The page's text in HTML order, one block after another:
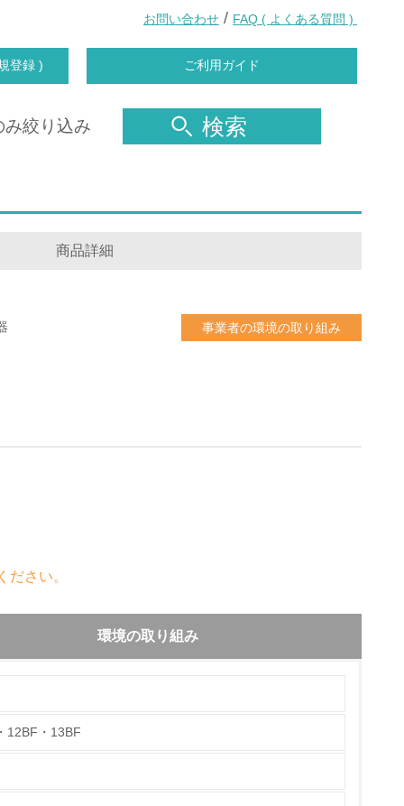
お問い合わせ / FAQ ( よくある質問 )
登録 ) ご利用ガイド
み絞り込み 検索
商品詳細
事業者の環境の取り組み
さい。
環境の取り組み
12BF・13BF